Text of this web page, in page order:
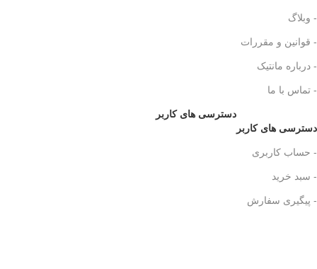
- وبلاگ
- قوانین و مقررات
- درباره مانتیک
- تماس با ما
دسترسی های کاربر
دسترسی های کاربر
- حساب کاربری
- سبد خرید
- پیگیری سفارش